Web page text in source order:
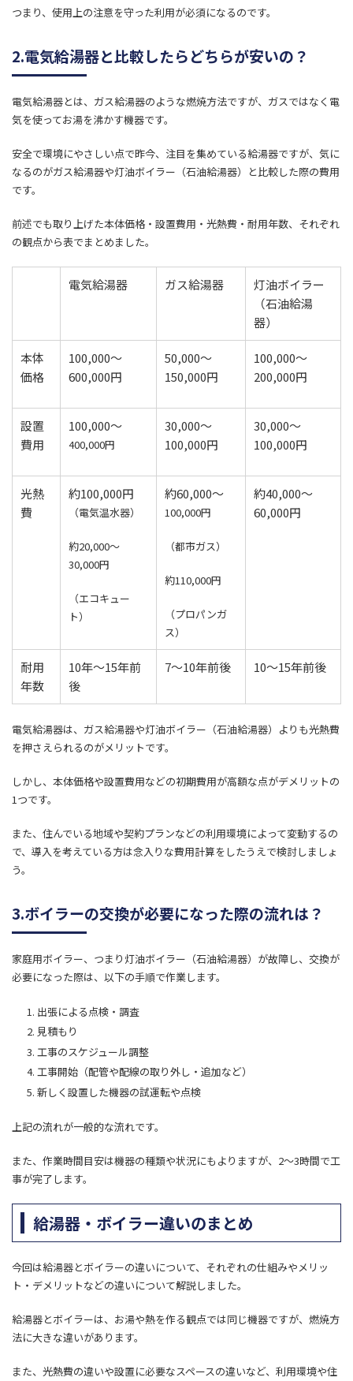
つまり、使用上の注意を守った利用が必須になるのです。
2.電気給湯器と比較したらどちらが安いの？
電気給湯器とは、ガス給湯器のような燃焼方法ですが、ガスではなく電
気を使ってお湯を沸かす機器です。
安全で環境にやさしい点で昨今、注目を集めている給湯器ですが、気に
なるのがガス給湯器や灯油ボイラー（石油給湯器）と比較した際の費用
です。
前述でも取り上げた本体価格・設置費用・光熱費・耐用年数、それぞれ
の観点から表でまとめました。
​電気給湯器 ​ガス給湯器
​灯油ボイラー
（石油給湯
器）
本体
価格
​100,000〜
600,000円
​50,000〜
150,000円
​100,000〜
200,000円
設置
費用
​100,000〜
400,000円
​30,000〜
100,000円
​30,000〜
100,000円
​光熱
費
​約100,000円
（電気温水器）
約20,000〜
30,000円
（エコキュー
ト）
​約60,000〜
100,000円
（都市ガス）
約110,000円
（プロパンガ
ス）
​約40,000〜
60,000円
​耐用
年数
​10年〜15年前
後
​7〜10年前後 ​10〜15年前後
電気給湯器は、ガス給湯器や灯油ボイラー（石油給湯器）よりも光熱費
を押さえられるのがメリットです。
しかし、本体価格や設置費用などの初期費用が高額な点がデメリットの
1つです。
また、住んでいる地域や契約プランなどの利用環境によって変動するの
で、導入を考えている方は念入りな費用計算をしたうえで検討しましょ
う。
3.ボイラーの交換が必要になった際の流れは？
家庭用ボイラー、つまり灯油ボイラー（石油給湯器）が故障し、交換が
必要になった際は、以下の手順で作業します。
出張による点検・調査
見積もり
工事のスケジュール調整
工事開始（配管や配線の取り外し・追加など）
新しく設置した機器の試運転や点検
上記の流れが一般的な流れです。
また、作業時間目安は機器の種類や状況にもよりますが、2〜3時間で工
事が完了します。
給湯器・ボイラー違いのまとめ
今回は給湯器とボイラーの違いについて、それぞれの仕組みやメリッ
ト・デメリットなどの違いについて解説しました。
給湯器とボイラーは、お湯や熱を作る観点では同じ機器ですが、燃焼方
法に大きな違いがあります。
また、光熱費の違いや設置に必要なスペースの違いなど、利用環境や住